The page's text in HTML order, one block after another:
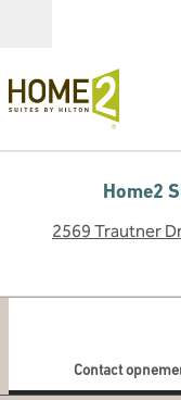
Home2
2569 Trautner
Contact